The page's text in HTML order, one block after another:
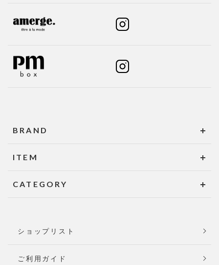
BRAND
ITEM
CATEGORY
ショップリスト
ご利用ガイド